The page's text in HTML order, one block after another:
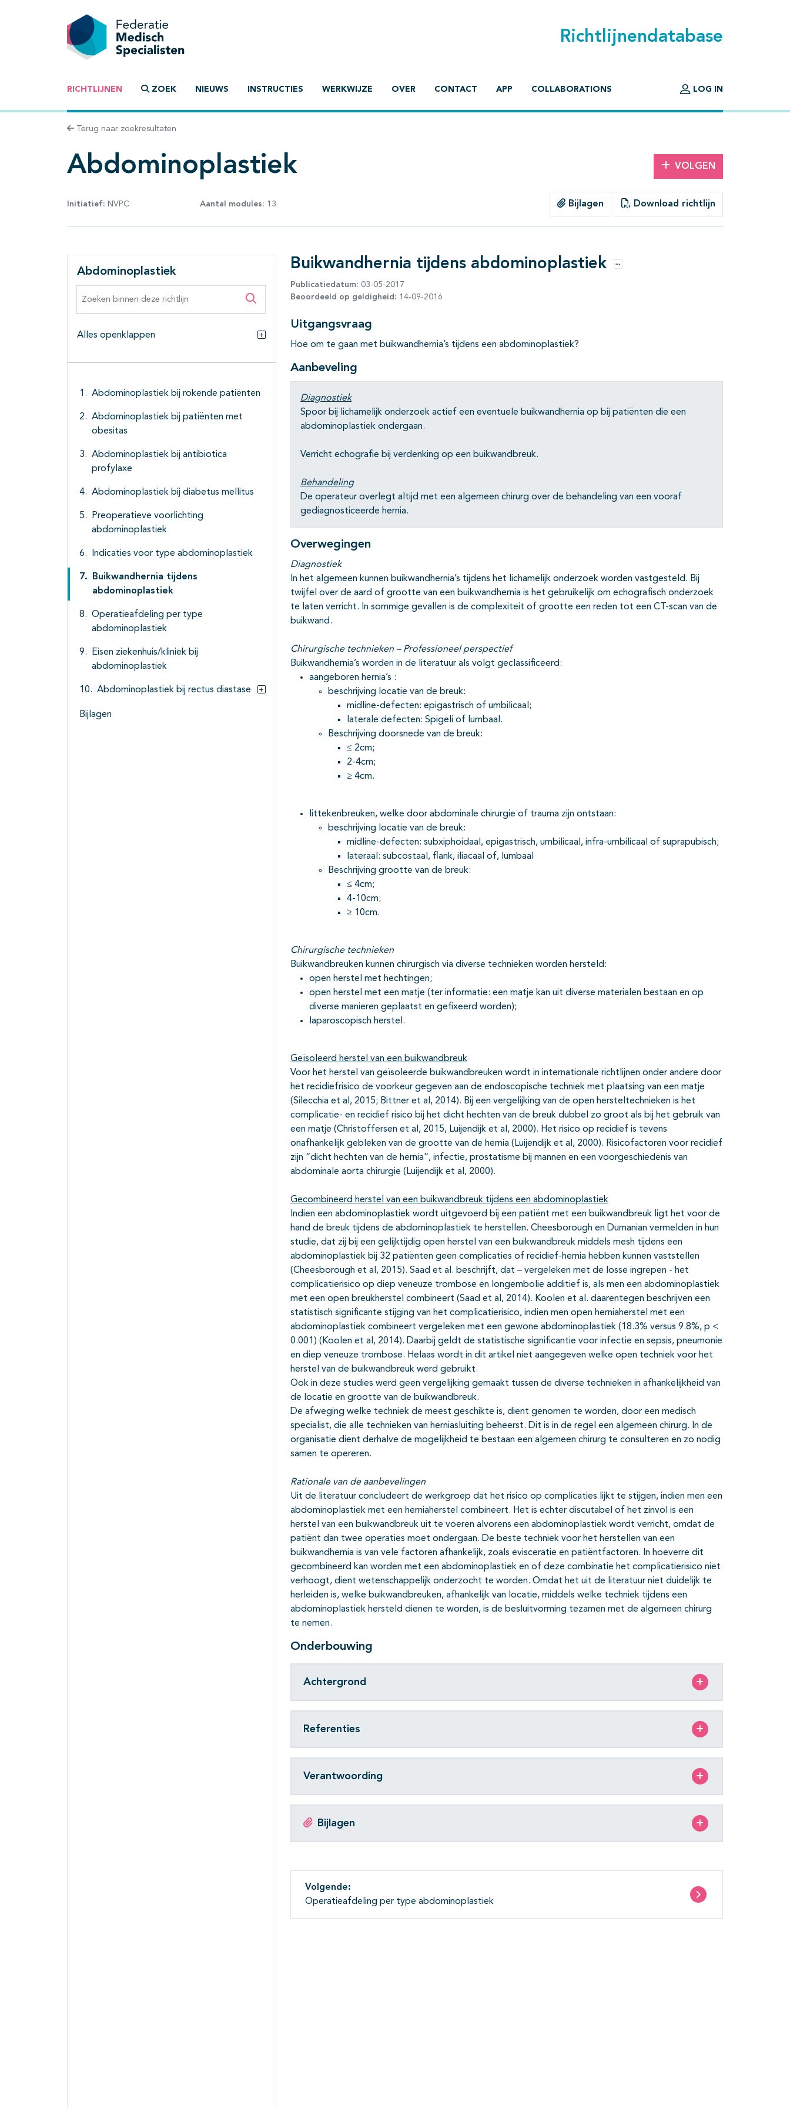
Richtlijnendatabase
RICHTLIJNEN ZOEK NIEUWS INSTRUCTIES WERKWIJZE OVER CONTACT APP COLLABORATIONS LOG IN
Terug naar zoekresultaten
Abdominoplastiek VOLGEN
Initiatief: NVPC Aantal modules: 13 Bijlagen Download richtlijn
Abdominoplastiek
Zoeken binnen deze richtlijn
Alles openklappen
Alles openklappen
Abdominoplastiek bij rokende patiënten
Abdominoplastiek bij patiënten met
obesitas
Abdominoplastiek bij antibiotica
profylaxe
Abdominoplastiek bij diabetus mellitus
Preoperatieve voorlichting
abdominoplastiek
Indicaties voor type abdominoplastiek
Buikwandhernia tijdens
abdominoplastiek
Operatieafdeling per type
abdominoplastiek
Eisen ziekenhuis/kliniek bij
abdominoplastiek
Abdominoplastiek bij rectus diastase
Subpagina's open- en dichtklappen
Bijlagen
Buikwandhernia tijdens abdominoplastiek Opties
Publicatiedatum: 03-05-2017
Beoordeeld op geldigheid: 14-09-2016
Uitgangsvraag
Hoe om te gaan met buikwandhernia’s tijdens een abdominoplastiek?
Aanbeveling
Diagnostiek
Spoor bij lichamelijk onderzoek actief een eventuele buikwandhernia op bij patiënten die een
abdominoplastiek ondergaan.
Verricht echografie bij verdenking op een buikwandbreuk.
Behandeling
De operateur overlegt altijd met een algemeen chirurg over de behandeling van een vooraf
gediagnosticeerde hernia.
Overwegingen
Diagnostiek
In het algemeen kunnen buikwandhernia’s tijdens het lichamelijk onderzoek worden vastgesteld. Bij
twijfel over de aard of grootte van een buikwandhernia is het gebruikelijk om echografisch onderzoek
te laten verricht. In sommige gevallen is de complexiteit of grootte een reden tot een CT-scan van de
buikwand.
Chirurgische technieken – Professioneel perspectief
Buikwandhernia’s worden in de literatuur als volgt geclassificeerd:
aangeboren hernia’s :
beschrijving locatie van de breuk:
midline-defecten: epigastrisch of umbilicaal;
laterale defecten: Spigeli of lumbaal.
Beschrijving doorsnede van de breuk:
≤ 2cm;
2-4cm;
≥ 4cm.
littekenbreuken, welke door abdominale chirurgie of trauma zijn ontstaan:
beschrijving locatie van de breuk:
midline-defecten: subxiphoidaal, epigastrisch, umbilicaal, infra-umbilicaal of suprapubisch;
lateraal: subcostaal, flank, iliacaal of, lumbaal
Beschrijving grootte van de breuk:
≤ 4cm;
4-10cm;
≥ 10cm.
Chirurgische technieken
Buikwandbreuken kunnen chirurgisch via diverse technieken worden hersteld:
open herstel met hechtingen;
open herstel met een matje (ter informatie: een matje kan uit diverse materialen bestaan en op
diverse manieren geplaatst en gefixeerd worden);
laparoscopisch herstel.
Geïsoleerd herstel van een buikwandbreuk
Voor het herstel van geïsoleerde buikwandbreuken wordt in internationale richtlijnen onder andere door
het recidiefrisico de voorkeur gegeven aan de endoscopische techniek met plaatsing van een matje
(Silecchia et al, 2015; Bittner et al, 2014). Bij een vergelijking van de open hersteltechnieken is het
complicatie- en recidief risico bij het dicht hechten van de breuk dubbel zo groot als bij het gebruik van
een matje (Christoffersen et al, 2015, Luijendijk et al, 2000). Het risico op recidief is tevens
onafhankelijk gebleken van de grootte van de hernia (Luijendijk et al, 2000). Risicofactoren voor recidief
zijn “dicht hechten van de hernia”, infectie, prostatisme bij mannen en een voorgeschiedenis van
abdominale aorta chirurgie (Luijendijk et al, 2000).
Gecombineerd herstel van een buikwandbreuk tijdens een abdominoplastiek
Indien een abdominoplastiek wordt uitgevoerd bij een patiënt met een buikwandbreuk ligt het voor de
hand de breuk tijdens de abdominoplastiek te herstellen. Cheesborough en Dumanian vermelden in hun
studie, dat zij bij een gelijktijdig open herstel van een buikwandbreuk middels mesh tijdens een
abdominoplastiek bij 32 patiënten geen complicaties of recidief-hernia hebben kunnen vaststellen
(Cheesborough et al, 2015). Saad et al. beschrijft, dat – vergeleken met de losse ingrepen - het
complicatierisico op diep veneuze trombose en longembolie additief is, als men een abdominoplastiek
met een open breukherstel combineert (Saad et al, 2014). Koolen et al. daarentegen beschrijven een
statistisch significante stijging van het complicatierisico, indien men open herniaherstel met een
abdominoplastiek combineert vergeleken met een gewone abdominoplastiek (18.3% versus 9.8%, p <
0.001) (Koolen et al, 2014). Daarbij geldt de statistische significantie voor infectie en sepsis, pneumonie
en diep veneuze trombose. Helaas wordt in dit artikel niet aangegeven welke open techniek voor het
herstel van de buikwandbreuk werd gebruikt.
Ook in deze studies werd geen vergelijking gemaakt tussen de diverse technieken in afhankelijkheid van
de locatie en grootte van de buikwandbreuk.
De afweging welke techniek de meest geschikte is, dient genomen te worden, door een medisch
specialist, die alle technieken van herniasluiting beheerst. Dit is in de regel een algemeen chirurg. In de
organisatie dient derhalve de mogelijkheid te bestaan een algemeen chirurg te consulteren en zo nodig
samen te opereren.
Rationale van de aanbevelingen
Uit de literatuur concludeert de werkgroep dat het risico op complicaties lijkt te stijgen, indien men een
abdominoplastiek met een herniaherstel combineert. Het is echter discutabel of het zinvol is een
herstel van een buikwandbreuk uit te voeren alvorens een abdominoplastiek wordt verricht, omdat de
patiënt dan twee operaties moet ondergaan. De beste techniek voor het herstellen van een
buikwandhernia is van vele factoren afhankelijk, zoals evisceratie en patiëntfactoren. In hoeverre dit
gecombineerd kan worden met een abdominoplastiek en of deze combinatie het complicatierisico niet
verhoogt, dient wetenschappelijk onderzocht te worden. Omdat het uit de literatuur niet duidelijk te
herleiden is, welke buikwandbreuken, afhankelijk van locatie, middels welke techniek tijdens een
abdominoplastiek hersteld dienen te worden, is de besluitvorming tezamen met de algemeen chirurg
te nemen.
Onderbouwing
Achtergrond
Referenties
Verantwoording
Bijlagen
Volgende:
Operatieafdeling per type abdominoplastiek